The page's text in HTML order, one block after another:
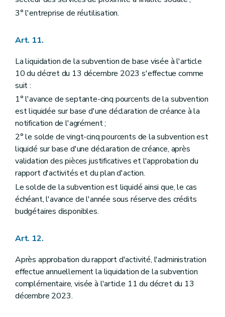
3° l'entreprise de réutilisation.
Art. 11.
La liquidation de la subvention de base visée à l'article
10 du décret du 13 décembre 2023 s'effectue comme
suit :
1° l'avance de septante-cinq pourcents de la subvention
est liquidée sur base d'une déclaration de créance à la
notification de l'agrément ;
2° le solde de vingt-cinq pourcents de la subvention est
liquidé sur base d'une déclaration de créance, après
validation des pièces justificatives et l'approbation du
rapport d'activités et du plan d'action.
Le solde de la subvention est liquidé ainsi que, le cas
échéant, l'avance de l'année sous réserve des crédits
budgétaires disponibles.
Art. 12.
Après approbation du rapport d'activité, l'administration
effectue annuellement la liquidation de la subvention
complémentaire, visée à l'article 11 du décret du 13
décembre 2023.